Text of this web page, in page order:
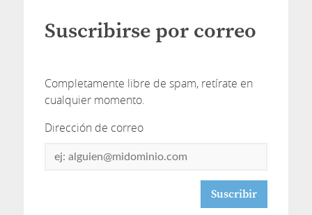
Suscribirse por correo
Completamente libre de spam, retírate en
cualquier momento.
Dirección de correo
Dirección